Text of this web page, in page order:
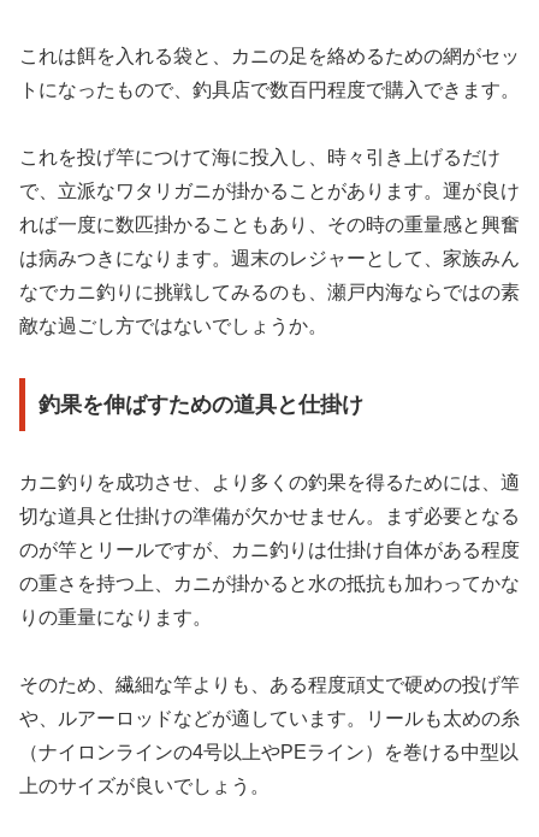
これは餌を入れる袋と、カニの足を絡めるための網がセッ
トになったもので、釣具店で数百円程度で購入できます。
これを投げ竿につけて海に投入し、時々引き上げるだけ
で、立派なワタリガニが掛かることがあります。運が良け
れば一度に数匹掛かることもあり、その時の重量感と興奮
は病みつきになります。週末のレジャーとして、家族みん
なでカニ釣りに挑戦してみるのも、瀬戸内海ならではの素
敵な過ごし方ではないでしょうか。
釣果を伸ばすための道具と仕掛け
カニ釣りを成功させ、より多くの釣果を得るためには、適
切な道具と仕掛けの準備が欠かせません。まず必要となる
のが竿とリールですが、カニ釣りは仕掛け自体がある程度
の重さを持つ上、カニが掛かると水の抵抗も加わってかな
りの重量になります。
そのため、繊細な竿よりも、ある程度頑丈で硬めの投げ竿
や、ルアーロッドなどが適しています。リールも太めの糸
（ナイロンラインの4号以上やPEライン）を巻ける中型以
上のサイズが良いでしょう。